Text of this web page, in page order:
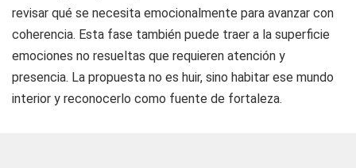
revisar qué se necesita emocionalmente para avanzar con
coherencia. Esta fase también puede traer a la superficie
emociones no resueltas que requieren atención y
presencia. La propuesta no es huir, sino habitar ese mundo
interior y reconocerlo como fuente de fortaleza.